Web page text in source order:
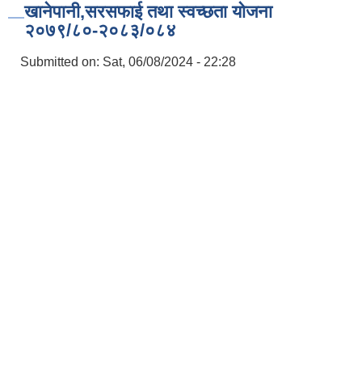
खानेपानी,सरसफाई तथा स्वच्छता योजना
२०७९/८०-२०८३/०८४
Submitted on: Sat, 06/08/2024 - 22:28